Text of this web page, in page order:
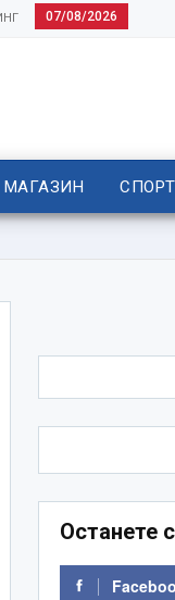
07/08/2026
МАГАЗИН СПОРТ
Останете